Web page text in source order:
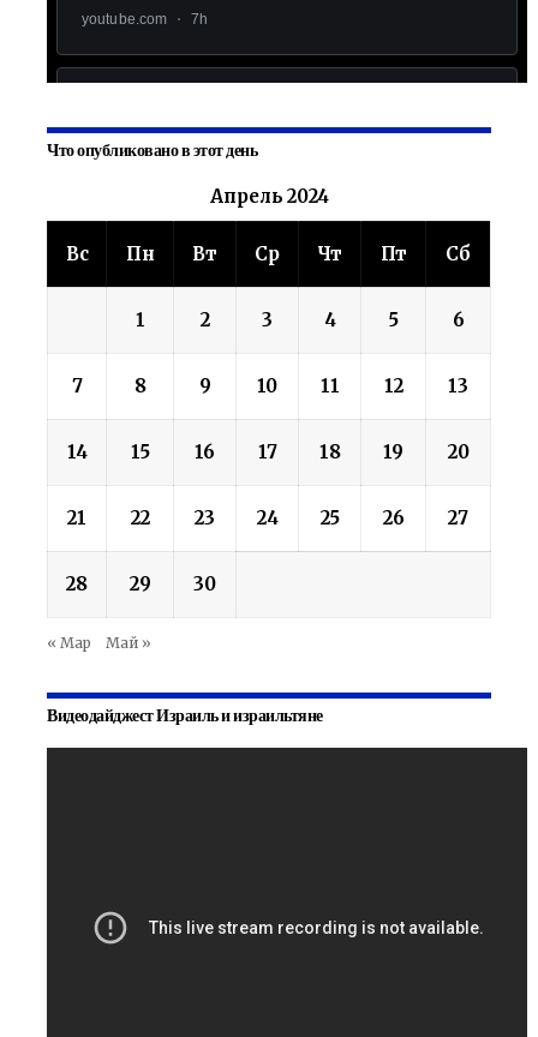
Что опубликовано в этот день
Апрель 2024
Вс Пн Вт Ср Чт Пт Сб
1 2 3 4 5 6
7 8 9 10 11 12 13
14 15 16 17 18 19 20
21 22 23 24 25 26 27
28 29 30
« Мар Май »
Видеодайджест Израиль и израильтяне